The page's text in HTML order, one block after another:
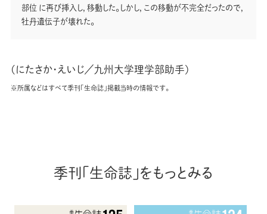
部位 に再び挿入し，移動した。しかし，この移動が不完全だったので，
牡丹遺伝子が壊れた。
(にたさか・えいじ／九州大学理学部助手)
※所属などはすべて季刊「生命誌」掲載当時の情報です。
季刊「生命誌」をもっとみる